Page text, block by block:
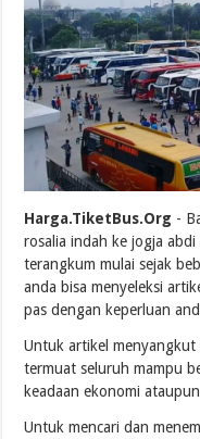
Harga.TiketBus.Org -
rosalia indah ke jogja
terangkum mulai sejak
anda bisa menyeleksi
pas dengan keperluan
Untuk artikel
termuat seluruh mampu
keadaan ekonomi
Untuk mencari dan